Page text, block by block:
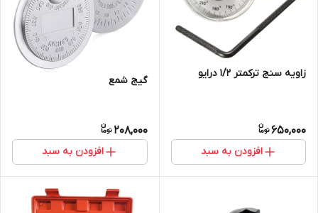
زاویه سنج ترکمتر 1/2 درایو
650,000
افزودن به سبد
گیج شمع
208,000
افزودن به سبد